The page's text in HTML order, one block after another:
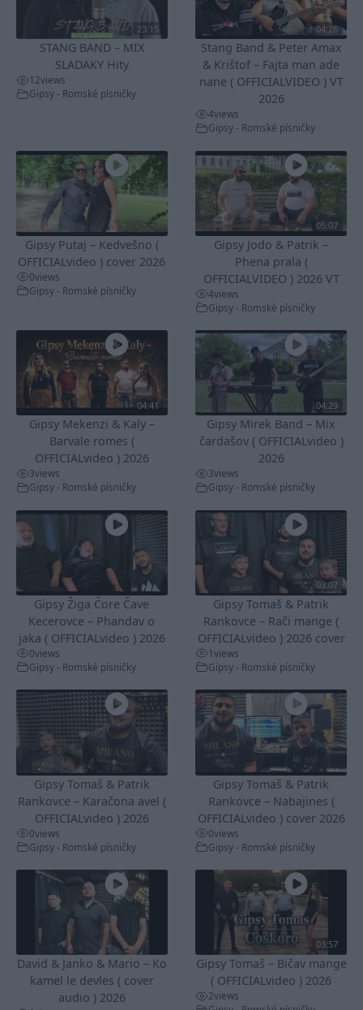
23:15
STANG BAND – MIX
SLADAKY Hity
12views
Gipsy - Romské písničky
04:26
Stang Band & Peter Amax
& Krištof – Fajta man ade
nane ( OFFICIALVIDEO ) VT
2026
4views
Gipsy - Romské písničky
Gipsy Putaj – Kedvešno (
OFFICIALvideo ) cover 2026
0views
Gipsy - Romské písničky
05:07
Gipsy Jodo & Patrik –
Phena prala (
OFFICIALVIDEO ) 2026 VT
4views
Gipsy - Romské písničky
04:41
Gipsy Mekenzi & Kaly –
Barvale romes (
OFFICIALvideo ) 2026
3views
Gipsy - Romské písničky
04:29
Gipsy Mirek Band – Mix
čardašov ( OFFICIALvideo )
2026
3views
Gipsy - Romské písničky
Gipsy Žiga Čore Čave
Kecerovce – Phandav o
jaka ( OFFICIALvideo ) 2026
0views
Gipsy - Romské písničky
03:07
Gipsy Tomaš & Patrik
Rankovce – Rači mange (
OFFICIALvideo ) 2026 cover
1views
Gipsy - Romské písničky
Gipsy Tomaš & Patrik
Rankovce – Karačona avel (
OFFICIALvideo ) 2026
0views
Gipsy - Romské písničky
Gipsy Tomaš & Patrik
Rankovce – Nabajines (
OFFICIALvideo ) cover 2026
0views
Gipsy - Romské písničky
David & Janko & Mario – Ko
kamel le devles ( cover
audio ) 2026
03:57
Gipsy Tomaš – Bičav mange
( OFFICIALvideo ) 2026
2views